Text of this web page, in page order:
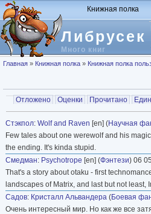
Перейти к основному содержанию
Либрусек
Много книг
Книжная полка
Вы здесь
Главная » Книжная полка » Книжная полка
Главные вкладки
Отложено Оценки Прочитано
Вторичные вкладки
Стэкпол: Wolf and Raven [en] (Научная
Few tales about one werewolf and his
the ending. It's kinda stupid.
Смедман: Psychotrope [en] (Фэнтези) 06 05
That's a story about otaku - first
landscapes of Matrix, and last but not least,
Садов: Кристалл Альвандера (Боевая
Очень интересный мир. Но как же все